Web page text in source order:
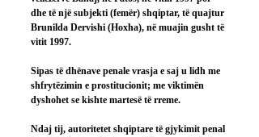
dhe të një subjekti (femër) shqiptar, të quajtur
Brunilda Dervishi (Hoxha), në muajin gusht të
vitit 1997.
Sipas të dhënave penale vrasja e saj u lidh me
shfrytëzimin e prostitucionit; me viktimën
dyshohet se kishte martesë të rreme.
Ndaj tij, autoritetet shqiptare të gjykimit penal